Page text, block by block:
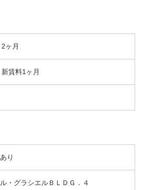
2ヶ月
新賃料1ヶ月
あり
ル・グラシエルＢＬＤＧ．４